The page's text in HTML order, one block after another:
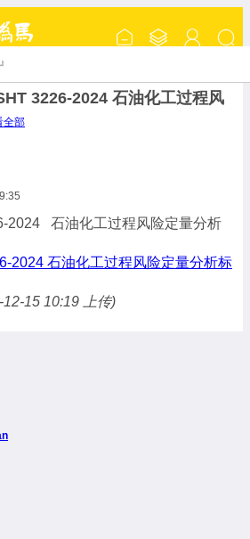
3226-2024 石油化工过程风
全部
2024 石油化工过程风险定量分析
2024 石油化工过程风险定量分析标
15 10:19 上传)